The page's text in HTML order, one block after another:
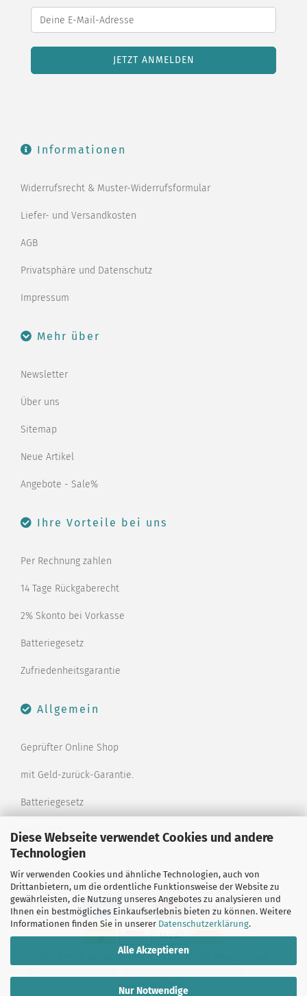
Diese Webseite verwendet Cookies und andere
Technologien
Wir verwenden Cookies und ähnliche Technologien, auch von
Drittanbietern, um die ordentliche Funktionsweise der Website zu
gewährleisten, die Nutzung unseres Angebotes zu analysieren und
Ihnen ein bestmögliches Einkaufserlebnis bieten zu können. Weitere
Informationen finden Sie in unserer Datenschutzerklärung.
Alle Akzeptieren
Nur Notwendige
Informationen
Widerrufsrecht & Muster-Widerrufsformular
Liefer- und Versandkosten
AGB
Privatsphäre und Datenschutz
Impressum
Mehr über
Newsletter
Über uns
Sitemap
Neue Artikel
Angebote - Sale%
Ihre Vorteile bei uns
Per Rechnung zahlen
14 Tage Rückgaberecht
2% Skonto bei Vorkasse
Batteriegesetz
Zufriedenheitsgarantie
Allgemein
Geprüfter Online Shop
mit Geld-zurück-Garantie.
Batteriegesetz
Merkzettel
Kontaktformular
Alle Preise verstehen sich inklusive der gesetzlichen
gekennzeichnet.